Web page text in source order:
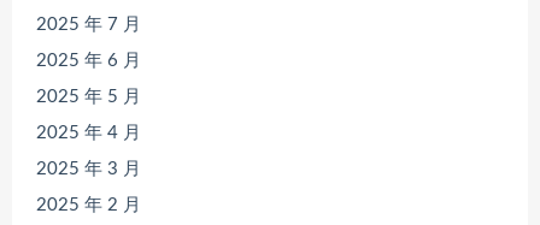
2025 年 7 月
2025 年 6 月
2025 年 5 月
2025 年 4 月
2025 年 3 月
2025 年 2 月